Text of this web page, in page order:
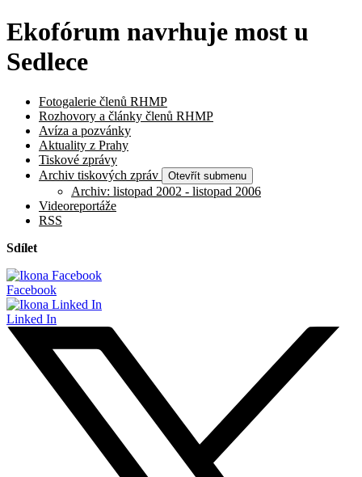
Ekofórum navrhuje most u
Sedlece
Fotogalerie členů RHMP
Rozhovory a články členů RHMP
Avíza a pozvánky
Aktuality z Prahy
Tiskové zprávy
Archiv tiskových zpráv
Otevřít submenu
Archiv: listopad 2002 - listopad 2006
Videoreportáže
RSS
Sdílet
Facebook
Linked In